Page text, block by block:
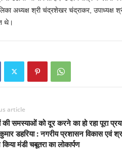
अध्यक्ष श्री चंद्रशेखर चंद्राकर, उपाध्यक्ष
थे।
article
की समस्याओं को दूर करने का हो रहा पूरा
डहरिया : नगरीय प्रशासन विकास एवं
मंडी चबूतरा का लोकार्पण